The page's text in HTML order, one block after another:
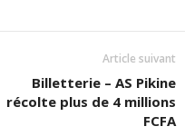
Article suivant
Billetterie – AS Pikine
récolte plus de 4 millions
FCFA